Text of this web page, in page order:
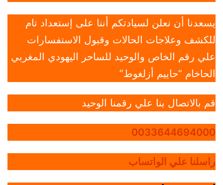
يسعدنا أن نعلن لسيادتكم أننا على إستعداد تام
للكشف وعلاجات الحالات وقبول الاستفسارات
علي رقم الخاص والوحيد للساحر اليهودي المغربي
الحاخام “حاييم أزلغوط”
قم بالاتصال بنا علي رقمنا الوحيد
0033644694000
راسلنا علي الواتساب